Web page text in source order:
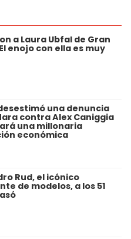
a Laura Ubfal de Gran
enojo con ella es muy
una denuncia
contra Alex Caniggia
una millonaria
económica
Rud, el icónico
de modelos, a los 51